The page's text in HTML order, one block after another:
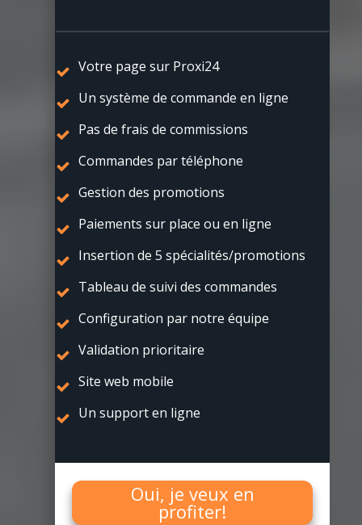
Votre page sur Proxi24
Un système de commande en ligne
Pas de frais de commissions
Commandes par téléphone
Gestion des promotions
Paiements sur place ou en ligne
Insertion de 5 spécialités/promotions
Tableau de suivi des commandes
Configuration par notre équipe
Validation prioritaire
Site web mobile
Un support en ligne
Oui, je veux en
profiter!